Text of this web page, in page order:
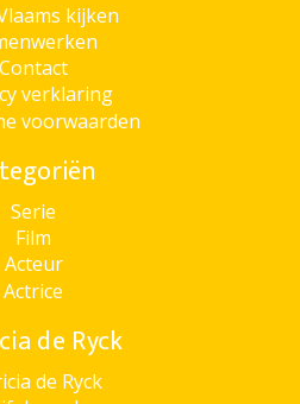
kijken
Contact
verklaring
voorwaarden
Serie
Film
Acteur
Actrice
de Ryck
de Ryck